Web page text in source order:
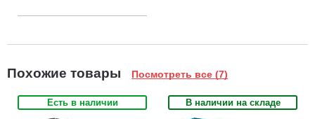
Похожие товары Посмотреть все (7)
Есть в наличии В наличии на складе